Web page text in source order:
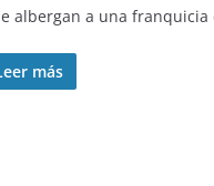
albergan a una franquicia
más